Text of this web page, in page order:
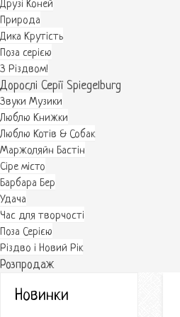
Друзі Коней
Природа
Дика Крутість
Поза серією
З Різдвом!
Дорослі Серії Spiegelburg
Звуки Музики
Люблю Книжки
Люблю Котів & Собак
Маржоляйн Бастін
Cіре місто
Барбара Бер
Удача
Час для творчості
Поза Серією
Різдво і Новий Рік
Розпродаж
Новинки